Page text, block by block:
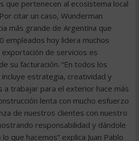
que pertenecen al ecosistema local
citar un caso, Wunderman
más grande de Argentina que
empleados hoy lidera muchos
de servicios es
su facturación. “En todos los
estrategia, creatividad y
a trabajar para el exterior hace más
lenta con mucho esfuerzo
de nuestros clientes con nuestro
responsabilidad y dándole
que hacemos” explica Juan Pablo